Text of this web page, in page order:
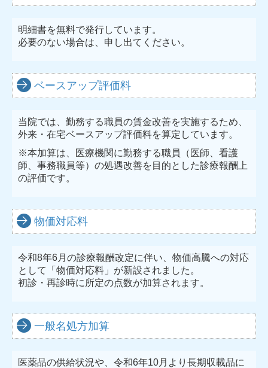
明細書を無料で発行しています。
必要のない場合は、申し出てください。
ベースアップ評価料
当院では、勤務する職員の賃金改善を実施するため、
外来・在宅ベースアップ評価料を算定しています。
※本加算は、医療機関に勤務する職員（医師、看護
師、事務職員等）の処遇改善を目的とした診療報酬上
の評価です。
物価対応料
令和8年6月の診療報酬改定に伴い、物価高騰への対応
として「物価対応料」が新設されました。
初診・再診時に所定の点数が加算されます。
一般名処方加算
医薬品の供給状況や、令和6年10月より長期収載品に